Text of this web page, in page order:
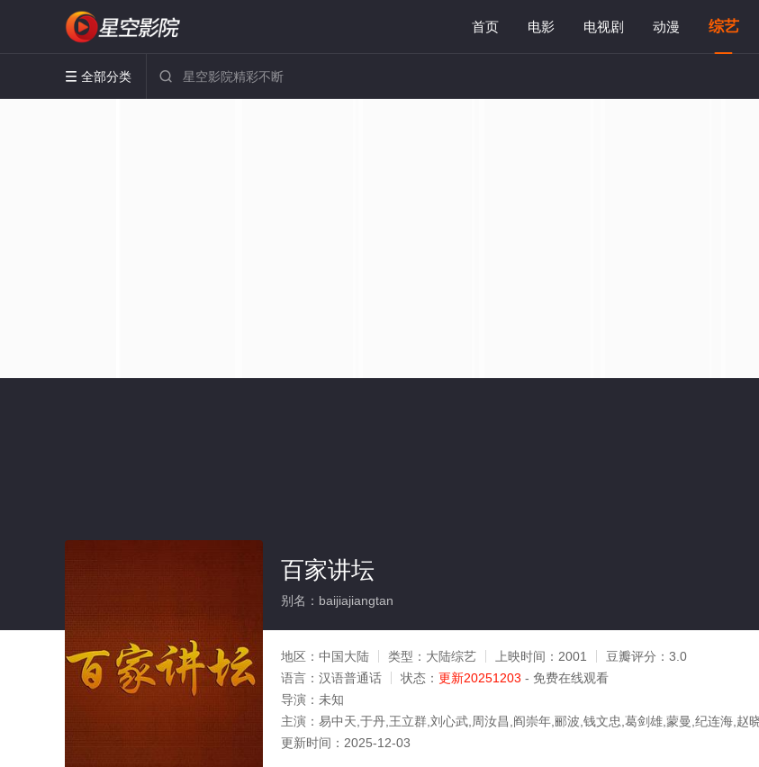
首页 电影 电视剧 动漫 综艺
 全部分类 
百家讲坛
别名：baijiajiangtan
地区： 中国大陆 类型： 大陆综艺 上映时间： 2001 豆瓣评分： 3.0
语言： 汉语普通话 状态： 更新20251203 - 免费在线观看
导演： 未知
主演： 易中天,于丹,王立群,刘心武,周汝昌,阎崇年,郦波,钱文忠,葛剑雄,蒙曼,纪连海,赵
更新时间： 2025-12-03